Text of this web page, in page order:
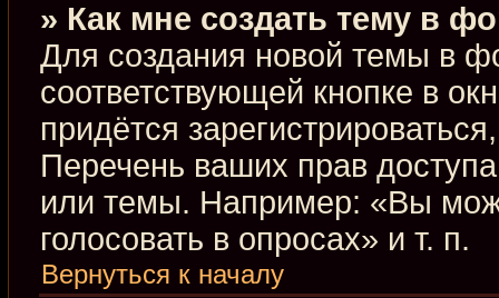
» Как мне создать тему в
Для создания новой темы в
соответствующей кнопке в
придётся
Перечень ваших прав
или темы. Например: «Вы
голосовать в опросах» и т. п.
Вернуться к началу